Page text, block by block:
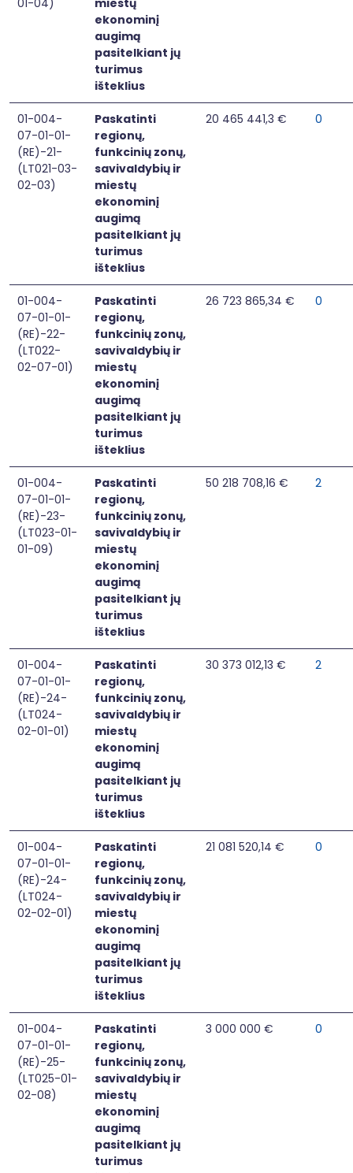
ekonominį
augimą
pasitelkiant jų
turimus
išteklius
01-004-
07-01-01-
(RE)-21-
(LT021-03-
02-03)
Paskatinti
regionų,
funkcinių zonų,
savivaldybių ir
miestų
ekonominį
augimą
pasitelkiant jų
turimus
išteklius
20 465 441,3 € 0
01-004-
07-01-01-
(RE)-22-
(LT022-
02-07-01)
Paskatinti
regionų,
funkcinių zonų,
savivaldybių ir
miestų
ekonominį
augimą
pasitelkiant jų
turimus
išteklius
26 723 865,34 € 0
01-004-
07-01-01-
(RE)-23-
(LT023-01-
01-09)
Paskatinti
regionų,
funkcinių zonų,
savivaldybių ir
miestų
ekonominį
augimą
pasitelkiant jų
turimus
išteklius
50 218 708,16 € 2
01-004-
07-01-01-
(RE)-24-
(LT024-
02-01-01)
Paskatinti
regionų,
funkcinių zonų,
savivaldybių ir
miestų
ekonominį
augimą
pasitelkiant jų
turimus
išteklius
30 373 012,13 € 2
01-004-
07-01-01-
(RE)-24-
(LT024-
02-02-01)
Paskatinti
regionų,
funkcinių zonų,
savivaldybių ir
miestų
ekonominį
augimą
pasitelkiant jų
turimus
išteklius
21 081 520,14 € 0
01-004-
07-01-01-
(RE)-25-
(LT025-01-
02-08)
Paskatinti
regionų,
funkcinių zonų,
savivaldybių ir
miestų
ekonominį
augimą
pasitelkiant jų
turimus
3 000 000 € 0